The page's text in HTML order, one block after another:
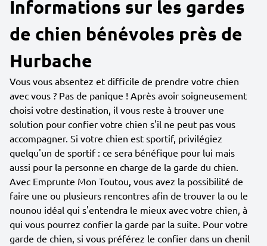
Informations sur les gardes
de chien bénévoles près de
Hurbache
Vous vous absentez et difficile de prendre votre chien
avec vous ? Pas de panique ! Après avoir soigneusement
choisi votre destination, il vous reste à trouver une
solution pour confier votre chien s'il ne peut pas vous
accompagner. Si votre chien est sportif, privilégiez
quelqu'un de sportif : ce sera bénéfique pour lui mais
aussi pour la personne en charge de la garde du chien.
Avec Emprunte Mon Toutou, vous avez la possibilité de
faire une ou plusieurs rencontres afin de trouver la ou le
nounou idéal qui s'entendra le mieux avec votre chien, à
qui vous pourrez confier la garde par la suite. Pour votre
garde de chien, si vous préférez le confier dans un chenil